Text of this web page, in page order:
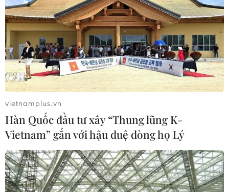
Tìm hiểu về những lợi ích của chế độ ăn
vietnamplus.vn
Hàn Quốc đầu tư xây “Thung lũng K-
Vietnam” gắn với hậu duệ dòng họ Lý